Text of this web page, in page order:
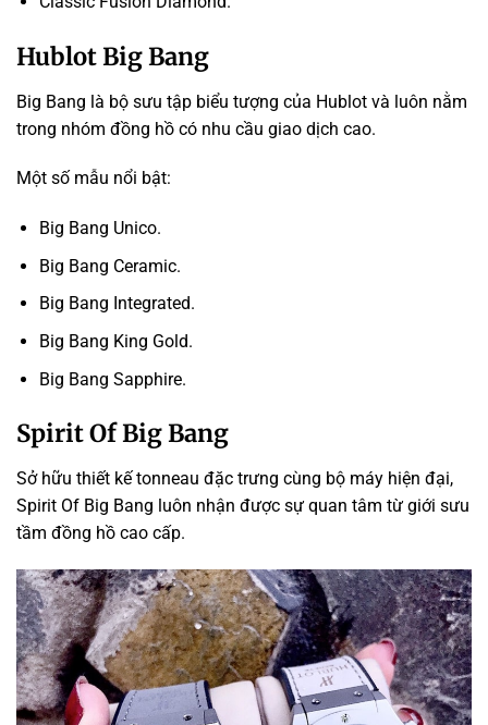
Hublot Big Bang
Big Bang là bộ sưu tập biểu tượng của Hublot và luôn nằm
trong nhóm đồng hồ có nhu cầu giao dịch cao.
Một số mẫu nổi bật:
Big Bang Unico.
Big Bang Ceramic.
Big Bang Integrated.
Big Bang King Gold.
Big Bang Sapphire.
Spirit Of Big Bang
Sở hữu thiết kế tonneau đặc trưng cùng bộ máy hiện đại,
Spirit Of Big Bang luôn nhận được sự quan tâm từ giới sưu
tầm đồng hồ cao cấp.